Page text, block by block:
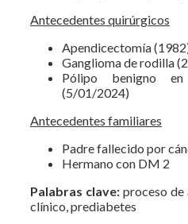
Antecedentes quirúrgicos
Apendicectomía
Ganglioma de rodilla
Pólipo benigno
(5/01/2024)
Antecedentes familiares
Padre fallecido por
Hermano con DM 2
Palabras clave: proceso de
clínico, prediabetes